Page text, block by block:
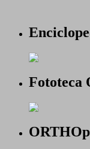
Fototeca